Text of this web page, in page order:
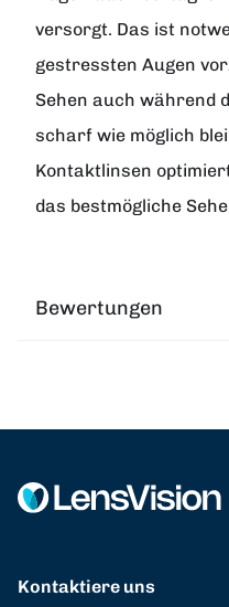
versorgt. Das ist
gestressten Augen
Sehen auch während
scharf wie möglich
Kontaktlinsen
das bestmögliche
Bewertungen
Kontaktiere uns